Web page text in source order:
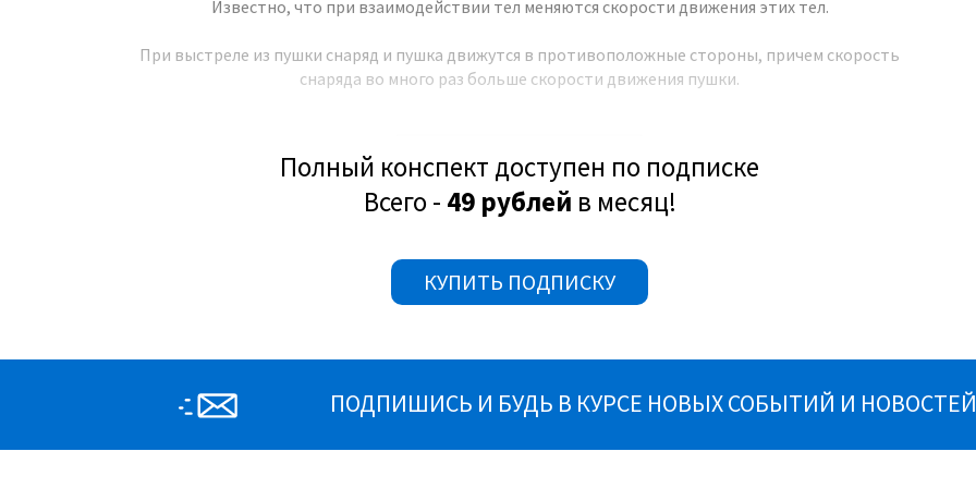
Известно, что при взаимодействии тел меняются скорости движения этих тел.
При выстреле из пушки снаряд и пушка движутся в противоположные стороны, причем скорость
снаряда во много раз больше скорости движения пушки.
Полный конспект доступен по подписке
Всего - 49 рублей в месяц!
КУПИТЬ ПОДПИСКУ
ПОДПИШИСЬ И БУДЬ В КУРСЕ НОВЫХ СОБЫТИЙ И